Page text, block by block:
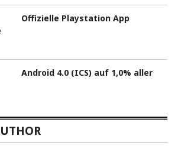
Offizielle Playstation App
Android 4.0 (ICS) auf 1,0% aller